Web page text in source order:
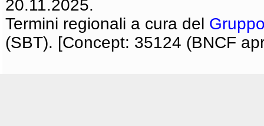
20.11.2025.
Termini regionali a cura del
(SBT). [Concept: 35124 (BNCF